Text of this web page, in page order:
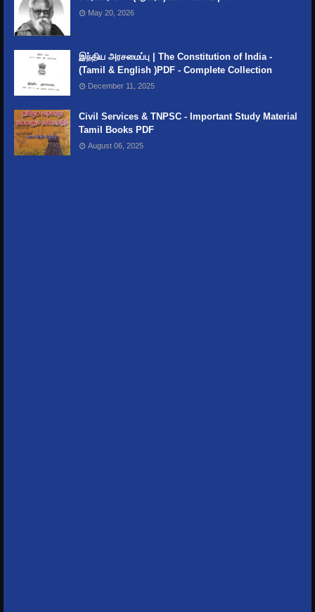
May 20, 2026
இந்திய அரசமைப்பு | The Constitution of India -
(Tamil & English )PDF - Complete Collection
December 11, 2025
Civil Services & TNPSC - Important Study Material
Tamil Books PDF
August 06, 2025